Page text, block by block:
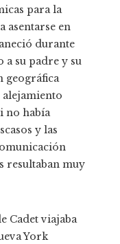
para la
asentarse en
durante
a su padre y su
geográfica
no había
y las
resultaban muy
Cadet viajaba
York